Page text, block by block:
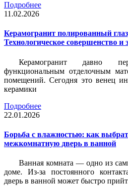
Подробнее
11.02.2026
Керамогранит полированный
Технологическое совершенство и
Керамогранит давно
функциональным отделочным
помещений. Сегодня это венец
керамики
Подробнее
22.01.2026
Борьба с влажностью: как
межкомнатную дверь в ванной
Ванная комната — одно из
доме. Из-за постоянного
дверь в ванной может быстро